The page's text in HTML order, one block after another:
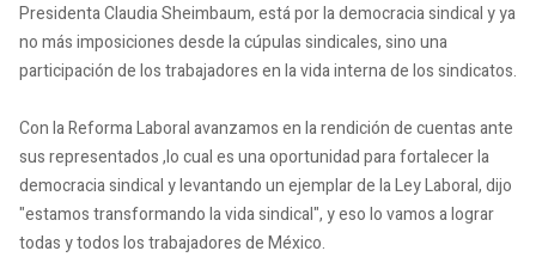
Presidenta Claudia Sheimbaum, está por la democracia sindical y ya
no más imposiciones desde la cúpulas sindicales, sino una
participación de los trabajadores en la vida interna de los sindicatos.
Con la Reforma Laboral avanzamos en la rendición de cuentas ante
sus representados ,lo cual es una oportunidad para fortalecer la
democracia sindical y levantando un ejemplar de la Ley Laboral, dijo
"estamos transformando la vida sindical", y eso lo vamos a lograr
todas y todos los trabajadores de México.